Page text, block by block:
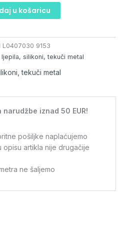
u košaricu
L0407030 9153
silikoni, tekuči metal
tekuči metal
iznad 50 EUR!
pošiljke naplaćujemo
opisu artikla nije drugačije
ne šaljemo